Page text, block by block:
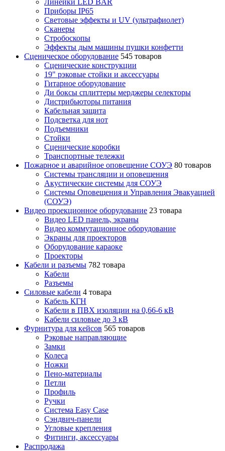
Приборы IP65
Световые эффекты и UV (ультрафиолет)
Сканеры
Стробоскопы
Эффекты дым машины пушки конфетти
Сценическое оборудование 545 товаров
Сценические конструкции
19" рэковые стойки и аксесcуары
Гитарное оборудование
Ди боксы сплиттеры мерджеры селекторы
Дистрибьюторы питания
Кабельная защита
Подсветка для нот
Подъемники
Стойки
Сценические коробки
Транспортные тележки
Пожарное и аварийное оповещение СОУЭ 80 товаров
Cистемы трансляции и оповещения
Акустические системы для СОУЭ
Системы Оповещения и Управления Эвакуацией
(СОУЭ)
Видео проекционное оборудование 23 товара
Видео LED панель, экраны
Видео коммутационное оборудование
Экраны для проекторов
Оборудование караоке
Проекторы
Кабели и разъемы 782 товара
Кабели
Разъемы
Силовые кабели 4 товара
Кабель КГН
Кабели в ПВХ изоляции на 0,66-6 кВ
Кабели силовые до 3 кВ
Фурнитура для кейсов 565 товаров
Рэковые направляющие
Замки
Колеса
Ножки
Пено-материалы
Петли
Профиль
Ручки
Система Easy Case
Сэндвич-панели
Угловые крепления
Фитинги, аксессуары
Распродажа